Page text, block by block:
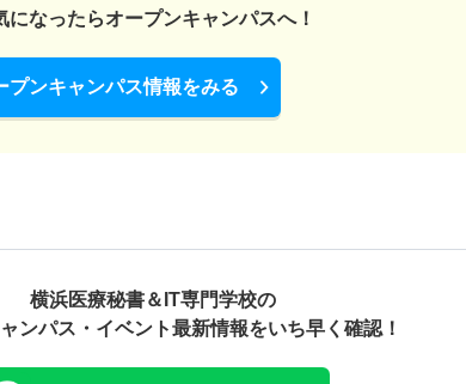
になったらオープンキャンパスへ！
プンキャンパス情報をみる
横浜医療秘書＆IT専門学校の
ンパス・ イベント最新情報をいち早く確認！